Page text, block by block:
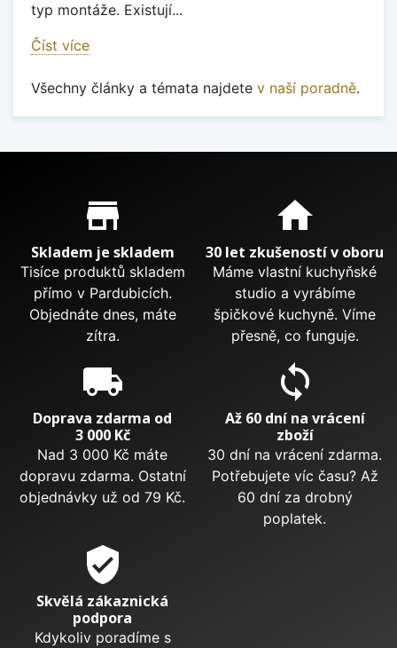
typ montáže. Existují...
Číst více
Všechny články a témata najdete v naší poradně.
Proč nakupovat u nás?
store_mall_directory
Skladem je skladem
Tisíce produktů skladem
přímo v Pardubicích.
Objednáte dnes, máte
zítra.
home
30 let zkušeností v oboru
Máme vlastní kuchyňské
studio a vyrábíme
špičkové kuchyně. Víme
přesně, co funguje.
local_shipping
Doprava zdarma od
3 000 Kč
Nad 3 000 Kč máte
dopravu zdarma. Ostatní
objednávky už od 79 Kč.
sync
Až 60 dní na vrácení
zboží
30 dní na vrácení zdarma.
Potřebujete víc času? Až
60 dní za drobný
poplatek.
verified_user
Skvělá zákaznická
podpora
Kdykoliv poradíme s